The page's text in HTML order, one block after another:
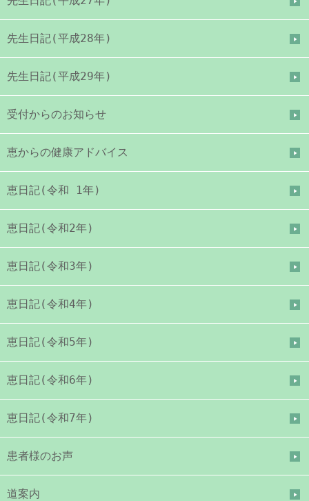
先生日記(平成28年)
先生日記(平成29年)
受付からのお知らせ
恵からの健康アドバイス
恵日記(令和 1年)
恵日記(令和2年)
恵日記(令和3年)
恵日記(令和4年)
恵日記(令和5年)
恵日記(令和6年)
恵日記(令和7年)
患者様のお声
道案内